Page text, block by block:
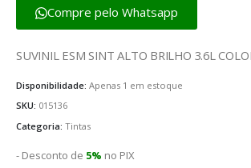
Compre pelo Whatsapp
SUVINIL ESM SINT ALTO BRILHO 3.6L
Disponibilidade: Apenas 1 em estoque
SKU: 015136
Categoria: Tintas
- Desconto de 5% no PIX